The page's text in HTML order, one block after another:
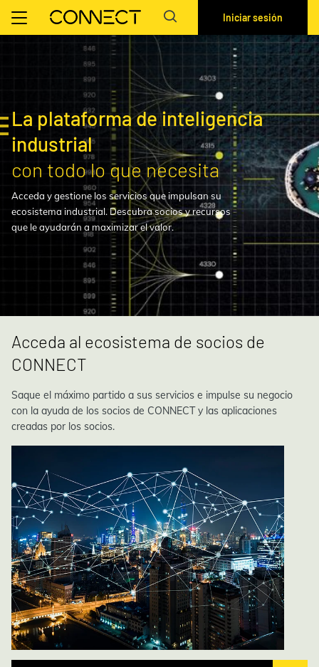
Iniciar sesión
La plataforma de inteligencia
industrial
con todo lo que necesita
Acceda y gestione los servicios que impulsan su
ecosistema industrial. Descubra socios y recursos
que le ayudarán a maximizar el valor.
Acceda al ecosistema de socios de
CONNECT
Saque el máximo partido a sus servicios e impulse su negocio
con la ayuda de los socios de CONNECT y las aplicaciones
creadas por los socios.